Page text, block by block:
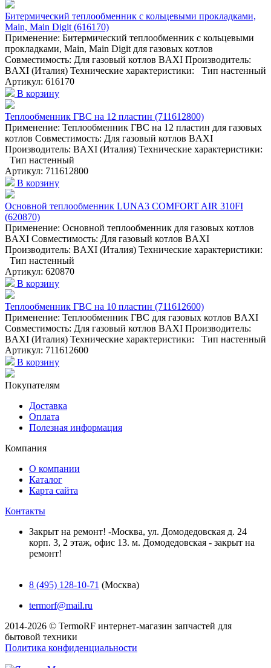
Битермический теплообменник с кольцевыми прокладками,
Main, Main Digit (616170)
Применение: Битермический теплообменник с кольцевыми
прокладками, Main, Main Digit для газовых котлов
Совместимость: Для газовый котлов BAXI Производитель:
BAXI (Италия) Технические характеристики: Тип настенный
Артикул: 616170
В корзину
Теплообменник ГВС на 12 пластин (711612800)
Применение: Теплообменник ГВС на 12 пластин для газовых
котлов Совместимость: Для газовый котлов BAXI
Производитель: BAXI (Италия) Технические характеристики:
Тип настенный
Артикул: 711612800
В корзину
Основной теплообменник LUNA3 COMFORT AIR 310FI
(620870)
Применение: Основной теплообменник для газовых котлов
BAXI Совместимость: Для газовый котлов BAXI
Производитель: BAXI (Италия) Технические характеристики:
Тип настенный
Артикул: 620870
В корзину
Теплообменник ГВС на 10 пластин (711612600)
Применение: Теплообменник ГВС для газовых котлов BAXI
Совместимость: Для газовый котлов BAXI Производитель:
BAXI (Италия) Технические характеристики: Тип настенный
Артикул: 711612600
В корзину
Покупателям
Доставка
Оплата
Полезная информация
Компания
О компании
Каталог
Карта сайта
Контакты
Закрыт на ремонт! -Москва, ул. Домодедовская д. 24
корп. 3, 2 этаж, офис 13. м. Домодедовская - закрыт на
ремонт!
8 (495) 128-10-71 (Москва)
termorf@mail.ru
2014-2026 © TermoRF интернет-магазин запчастей для
бытовой техники
Политика конфиденциальности